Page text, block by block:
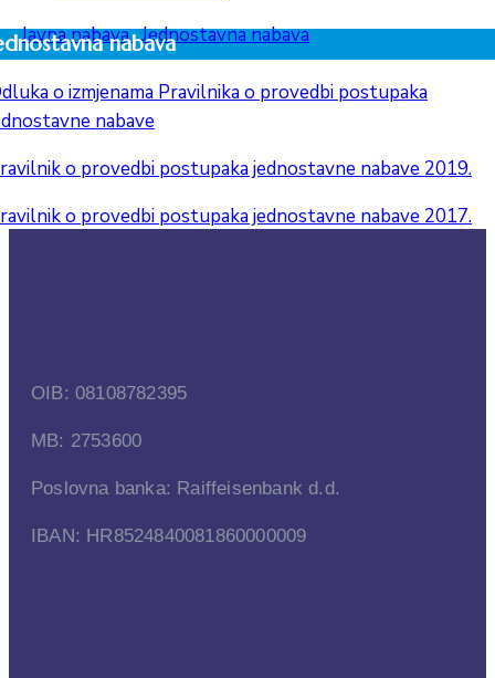
-Javna nabava,Jednostavna nabava
nabava
o izmjenama Pravilnika o provedbi postupaka
nabave
o provedbi postupaka jednostavne nabave 2019.
o provedbi postupaka jednostavne nabave 2017.
OIB: 08108782395
MB: 2753600
Poslovna banka: Raiffeisenbank d.d.
IBAN: HR8524840081860000009